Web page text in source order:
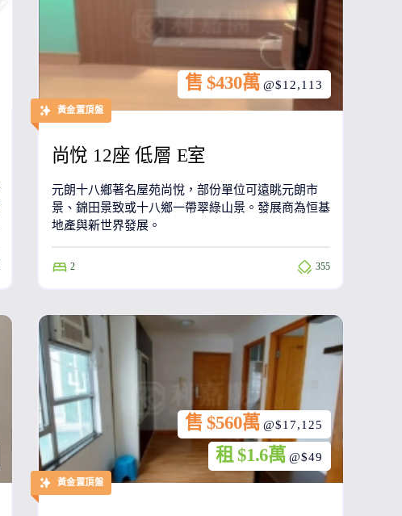
黃金置頂盤
尚悅 12座 低層 E室
元朗十八鄉著名屋苑尚悅，部份單位可遠眺元朗市
景、錦田景致或十八鄉一帶翠綠山景。發展商為恒基
地產與新世界發展。
2 355
售 $430萬 @$12,113
黃金置頂盤
售 $560萬 @$17,125
租 $1.6萬 @$49